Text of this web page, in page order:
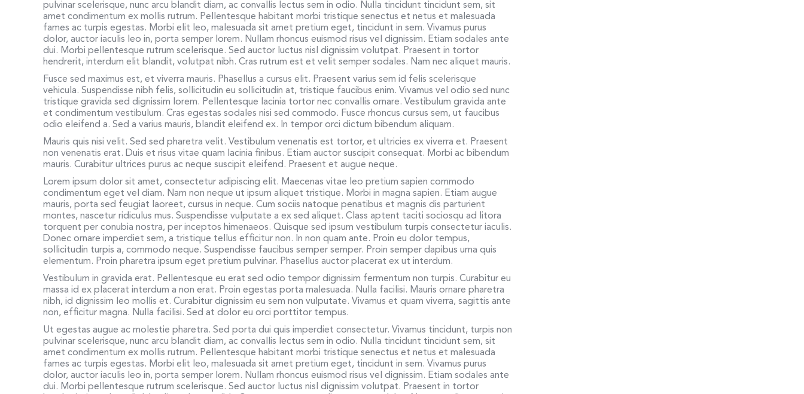
pulvinar scelerisque, nunc arcu blandit diam, ac convallis lectus sem in odio. Nulla tincidunt tincidunt sem, sit
amet condimentum ex mollis rutrum. Pellentesque habitant morbi tristique senectus et netus et malesuada
fames ac turpis egestas. Morbi elit leo, malesuada sit amet pretium eget, tincidunt in sem. Vivamus purus
dolor, auctor iaculis leo in, porta semper lorem. Nullam rhoncus euismod risus vel dignissim. Etiam sodales ante
dui. Morbi pellentesque rutrum scelerisque. Sed auctor luctus nisl dignissim volutpat. Praesent in tortor
hendrerit, interdum elit blandit, volutpat nibh. Cras rutrum est et velit semper sodales. Nam nec aliquet mauris.
Fusce sed maximus est, et viverra mauris. Phasellus a cursus elit. Praesent varius sem id felis scelerisque
vehicula. Suspendisse nibh felis, sollicitudin eu sollicitudin at, tristique faucibus enim. Vivamus vel odio sed nunc
tristique gravida sed dignissim lorem. Pellentesque lacinia tortor nec convallis ornare. Vestibulum gravida ante
et condimentum vestibulum. Cras egestas sodales nisi sed commodo. Fusce rhoncus cursus sem, ut faucibus
odio eleifend a. Sed a varius mauris, blandit eleifend ex. In tempor orci dictum bibendum aliquam.
Mauris quis nisi velit. Sed sed pharetra velit. Vestibulum venenatis est tortor, et ultricies ex viverra et. Praesent
non venenatis erat. Duis et risus vitae quam lacinia finibus. Etiam auctor suscipit consequat. Morbi ac bibendum
mauris. Curabitur ultrices purus ac neque suscipit eleifend. Praesent et augue neque.
Lorem ipsum dolor sit amet, consectetur adipiscing elit. Maecenas vitae leo pretium sapien commodo
condimentum eget vel diam. Nam non neque ut ipsum aliquet tristique. Morbi in magna sapien. Etiam augue
mauris, porta sed feugiat laoreet, cursus in neque. Cum sociis natoque penatibus et magnis dis parturient
montes, nascetur ridiculus mus. Suspendisse vulputate a ex sed aliquet. Class aptent taciti sociosqu ad litora
torquent per conubia nostra, per inceptos himenaeos. Quisque sed ipsum vestibulum turpis consectetur iaculis.
Donec ornare imperdiet sem, a tristique tellus efficitur non. In non quam ante. Proin eu dolor tempus,
sollicitudin turpis a, commodo neque. Suspendisse faucibus semper semper. Proin semper dapibus urna quis
elementum. Proin pharetra ipsum eget pretium pulvinar. Phasellus auctor placerat ex ut interdum.
Vestibulum in gravida erat. Pellentesque eu erat sed odio tempor dignissim fermentum non turpis. Curabitur eu
massa id ex placerat interdum a non erat. Proin egestas porta malesuada. Nulla facilisi. Mauris ornare pharetra
nibh, id dignissim leo mollis et. Curabitur dignissim eu sem non vulputate. Vivamus et quam viverra, sagittis ante
non, efficitur magna. Nulla facilisi. Sed at dolor eu orci porttitor tempus.
Ut egestas augue ac molestie pharetra. Sed porta dui quis imperdiet consectetur. Vivamus tincidunt, turpis non
pulvinar scelerisque, nunc arcu blandit diam, ac convallis lectus sem in odio. Nulla tincidunt tincidunt sem, sit
amet condimentum ex mollis rutrum. Pellentesque habitant morbi tristique senectus et netus et malesuada
fames ac turpis egestas. Morbi elit leo, malesuada sit amet pretium eget, tincidunt in sem. Vivamus purus
dolor, auctor iaculis leo in, porta semper lorem. Nullam rhoncus euismod risus vel dignissim. Etiam sodales ante
dui. Morbi pellentesque rutrum scelerisque. Sed auctor luctus nisl dignissim volutpat. Praesent in tortor